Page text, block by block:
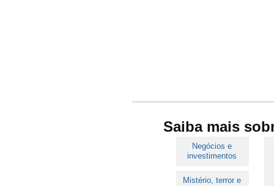
Saiba mais
Negócios e
investimentos
Mistério, terror e